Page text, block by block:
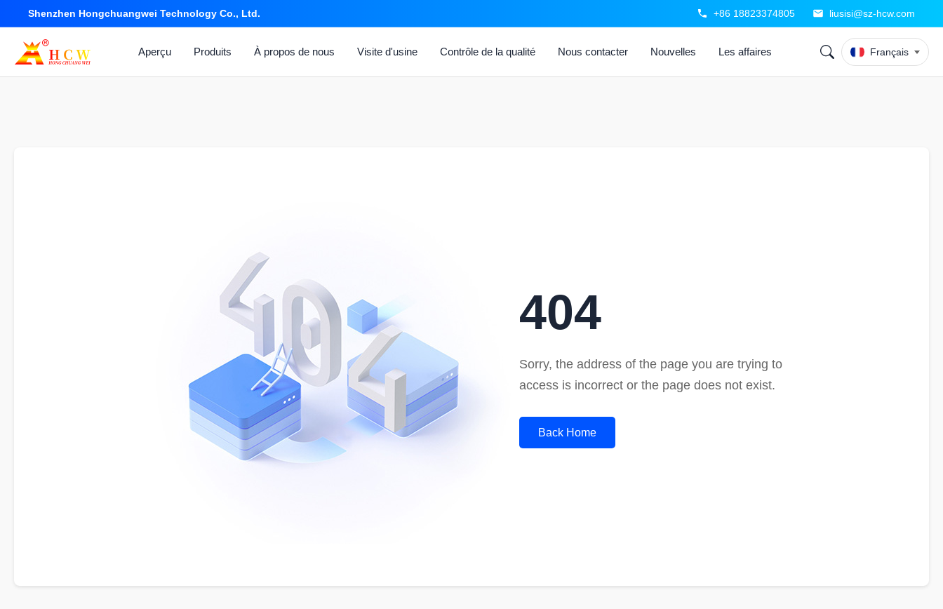
Shenzhen Hongchuangwei Technology Co., Ltd. +86 18823374805 liusisi@sz-hcw.com
Aperçu Produits À propos de nous Visite d'usine Contrôle de la qualité Nous contacter Nouvelles Les affaires Français
404
Sorry, the address of the page you are trying to
access is incorrect or the page does not exist.
Back Home